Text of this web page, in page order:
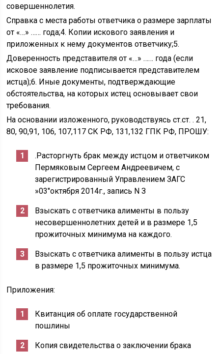
совершеннолетия.
Справка с места работы ответчика о размере зарплаты
от «…» …… года;4. Копии искового заявления и
приложенных к нему документов ответчику;5.
Доверенность представителя от «…» …… года (если
исковое заявление подписывается представителем
истца);6. Иные документы, подтверждающие
обстоятельства, на которых истец основывает свои
требования.
На основании изложенного, руководствуясь ст.ст. . 21,
80, 90,91, 106, 107,117 СК РФ, 131,132 ГПК РФ, ПРОШУ:
.Расторгнуть брак между истцом и ответчиком
Пермяковым Сергеем Андреевичем, с
зарегистрированный Управлением ЗАГС
»03″октября 2014г., запись N З
Взыскать с ответчика алименты в пользу
несовершеннолетних детей и в размере 1,5
прожиточных минимума на каждого.
Взыскать с ответчика алименты в пользу истца
в размере 1,5 прожиточных минимума.
Приложения:
Квитанция об оплате государственной
пошлины
Копия свидетельства о заключении брака